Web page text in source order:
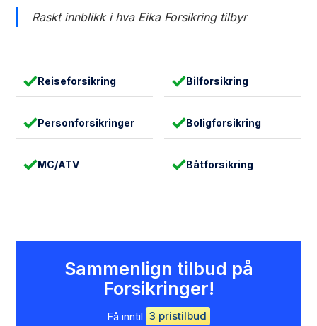
Raskt innblikk i hva Eika Forsikring tilbyr
Reiseforsikring Bilforsikring
Personforsikringer Boligforsikring
MC/ATV Båtforsikring
Sammenlign tilbud på
Forsikringer!
Få inntil 3 pristilbud